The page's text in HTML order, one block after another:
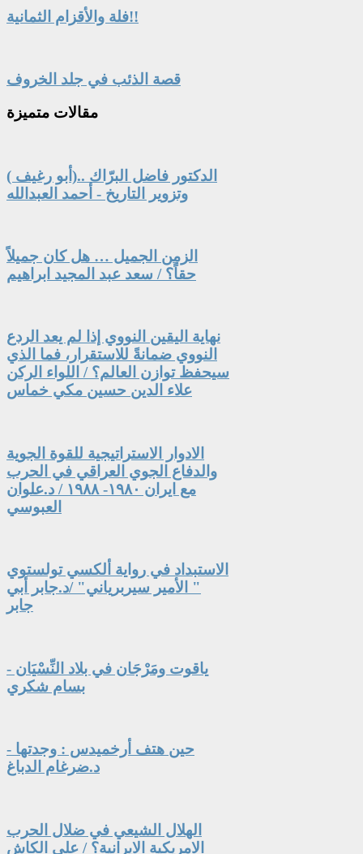
فلة والأقزام الثمانية!!
قصة الذئب في جلد الخروف
مقالات متميزة
الدكتور فاضل البرّاك ..(أبو رغيف )
وتزوير التاريخ - أحمد العبدالله
الزمن الجميل … هل كان جميلاً
حقاً؟ / سعد عبد المجيد ابراهيم
نهاية اليقين النووي إذا لم يعد الردع
النووي ضمانةً للاستقرار، فما الذي
سيحفظ توازن العالم؟ / اللواء الركن
علاء الدين حسين مكي خماس
الادوار الاستراتيجية للقوة الجوية
والدفاع الجوي العراقي في الحرب
مع ايران ١٩٨٠- ١٩٨٨ / د.علوان
العبوسي
الاستبداد في رواية ألكسي تولستوي
" الأمير سيربرياني" /د.جابر أبي
جابر
ياقوت ومَرْجَان في بلاد النِّسْيَان -
بسام شكري
حين هتف أرخميدس : وجدتها -
د.ضرغام الدباغ
الهلال الشيعي في ضلال الحرب
الامريكية الايرانية؟ / علي الكاش